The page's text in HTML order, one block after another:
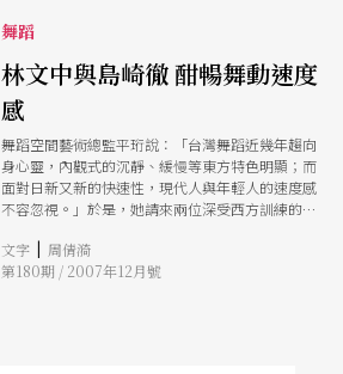
舞蹈
林文中與島崎徹 酣暢舞動速度
感
舞蹈空間藝術總監平珩說：「台灣舞蹈近幾年趨向
身心靈，內觀式的沉靜、緩慢等東方特色明顯；而
面對日新又新的快速性，現代人與年輕人的速度感
不容忽視。」於是，她請來兩位深受西方訓練的編
貌。
文字 | 周倩漪
第180期 / 2007年12月號